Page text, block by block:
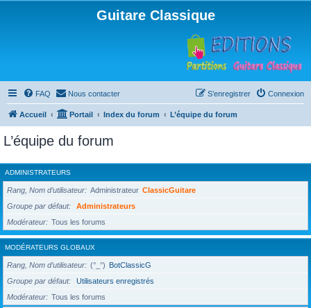
Guitare Classique
FAQ Nous contacter Connexion
S’enregistrer
Accueil Portail Index du forum L’équipe du forum
L’équipe du forum
ADMINISTRATEURS
Rang, Nom d’utilisateur Administrateur ClassicGuitare
Groupe par défaut
Administrateurs
Modérateur
Tous les forums
MODÉRATEURS GLOBAUX
Rang, Nom d’utilisateur (°_°) BotClassicG
Groupe par défaut
Utilisateurs enregistrés
Modérateur
Tous les forums